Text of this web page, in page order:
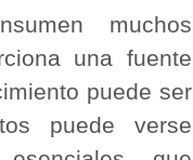
muchos
una fuente
puede ser
puede verse